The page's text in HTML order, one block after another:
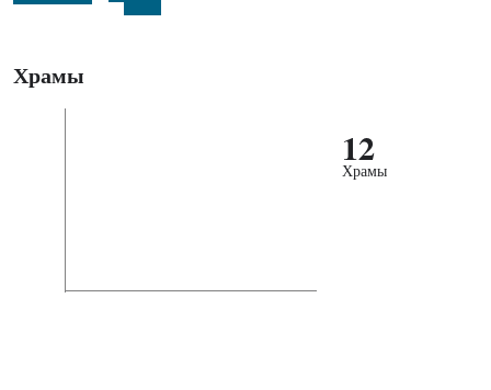
Храмы
12
Храмы